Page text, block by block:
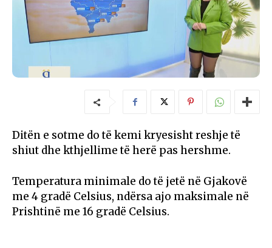
Ditën e sotme do të kemi kryesisht reshje të
shiut dhe kthjellime të herë pas hershme.
Temperatura minimale do të jetë në Gjakovë
me 4 gradë Celsius, ndërsa ajo maksimale në
Prishtinë me 16 gradë Celsius.